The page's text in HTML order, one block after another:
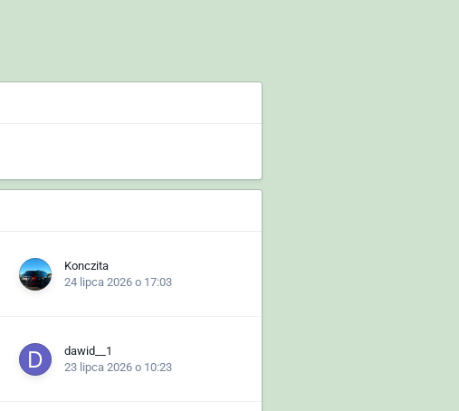
Konczita
24 lipca 2026 o 17:03
dawid__1
23 lipca 2026 o 10:23